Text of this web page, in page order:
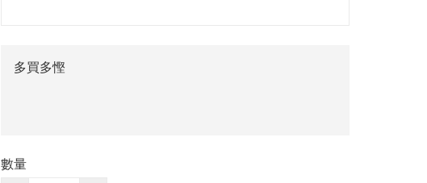
多買多慳
數量